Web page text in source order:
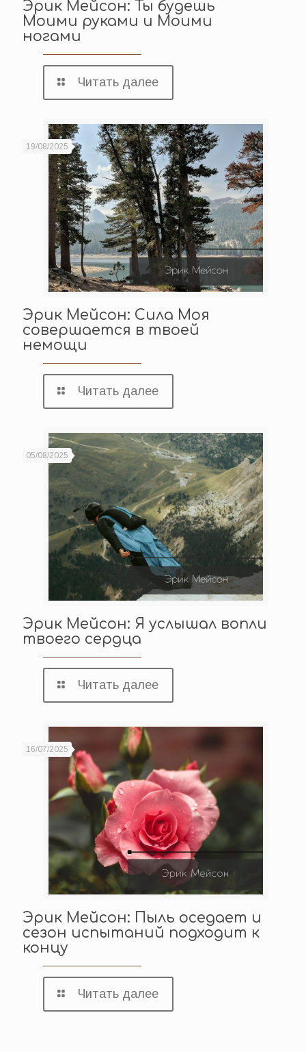
Эрик Мейсон: Ты будешь
Моими руками и Моими
ногами
Читать далее
19/08/2025
Эрик Мейсон: Сила Моя
совершается в твоей
немощи
Читать далее
05/08/2025
Эрик Мейсон: Я услышал вопли
твоего сердца
Читать далее
16/07/2025
Эрик Мейсон: Пыль оседает и
сезон испытаний подходит к
концу
Читать далее